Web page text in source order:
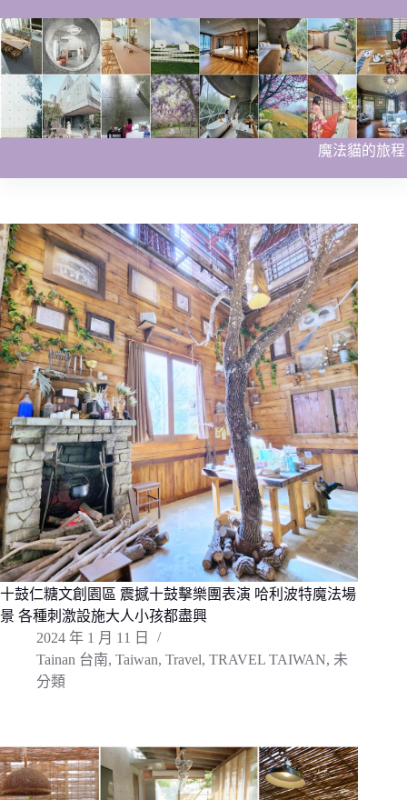
至
主
要
內
容
魔法貓的旅程
十鼓仁糖文創園區 震撼十鼓擊樂團表演 哈利波特魔法場
景 各種刺激設施大人小孩都盡興
2024 年 1 月 11 日
Tainan 台南, Taiwan, Travel, TRAVEL TAIWAN, 未
分類